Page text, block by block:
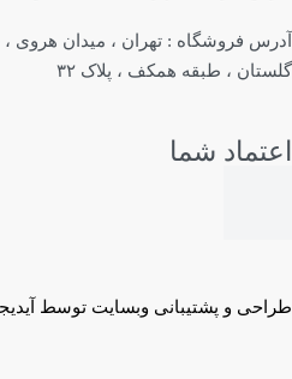
آدرس فروشگاه : تهران ، میدان هروی
گلستان ، طبقه همکف ، پلاک ۳۲
اعتماد شما
طراحی و پشتیبانی وبسایت توسط